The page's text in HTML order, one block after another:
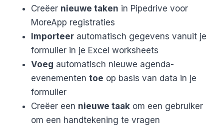
Creëer nieuwe taken in Pipedrive voor
MoreApp registraties
Importeer automatisch gegevens vanuit je
formulier in je Excel worksheets
Voeg automatisch nieuwe agenda-
evenemententoe op basis van data in je
formulier
Creëer een nieuwe taak om een gebruiker
om een handtekening te vragen